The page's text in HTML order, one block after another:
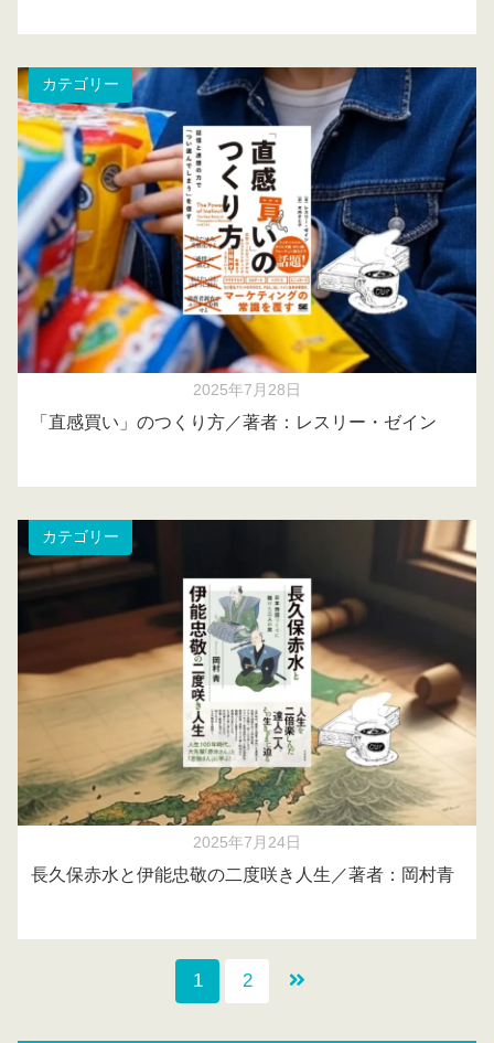
カテゴリー
2025年7月28日
「直感買い」のつくり方／著者：レスリー・ゼイン
カテゴリー
2025年7月24日
長久保赤水と伊能忠敬の二度咲き人生／著者：岡村青
1 2